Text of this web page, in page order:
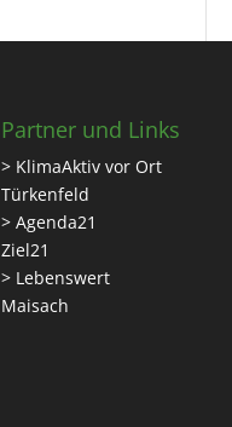
Partner und Links
> KlimaAktiv vor Ort
Türkenfeld
> Agenda21
Ziel21
> Lebenswert
Maisach